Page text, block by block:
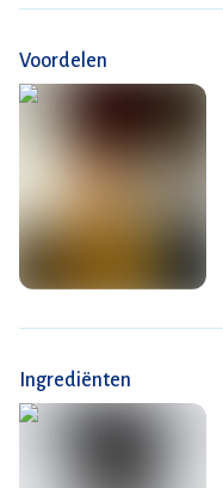
Voordelen
Ingrediënten